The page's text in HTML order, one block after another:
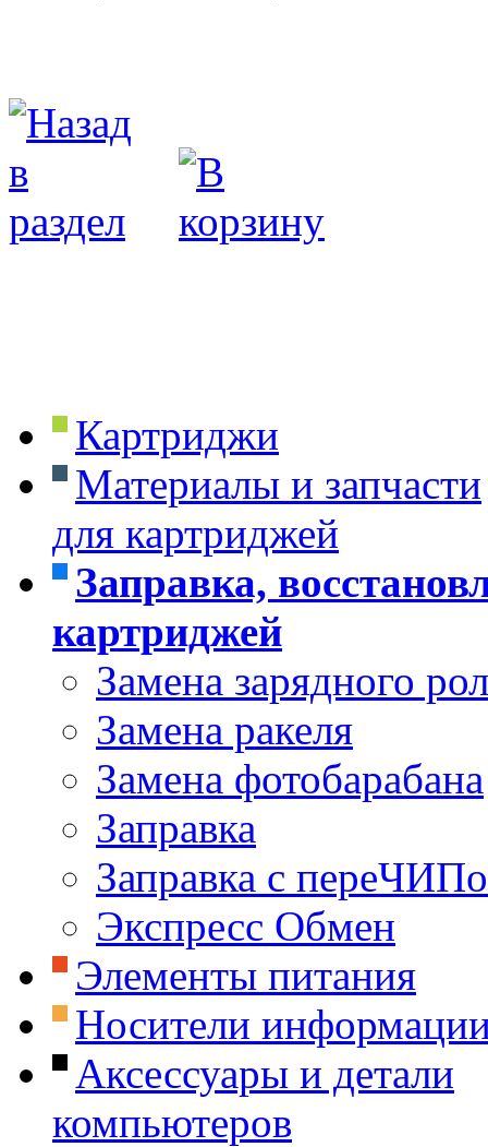
Картриджи
Материалы и запчасти
для картриджей
Заправка,
картриджей
Замена зарядного
Замена ракеля
Замена фотобарабана
Заправка
Заправка с
Экспресс Обмен
Элементы питания
Носители
Аксессуары и детали
компьютеров